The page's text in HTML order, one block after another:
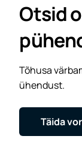
Otsid
Tõhusa
ühendust.
Täida